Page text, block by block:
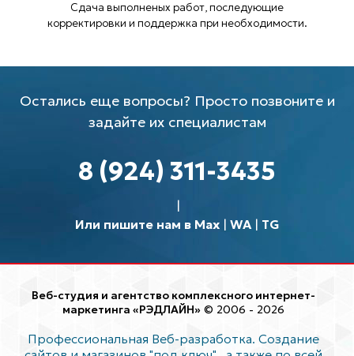
Сдача выполненых работ, последующие
корректировки и поддержка при необходимости.
Остались еще вопросы? Просто позвоните и
задайте их специалистам
8 (924) 311-3435
Или пишите нам в Max| WA| TG
Веб-студия и агентство комплексного интернет-
маркетинга «РЭДЛАЙН» © 2006 - 2026
Профессиональная Веб-разработка. Создание